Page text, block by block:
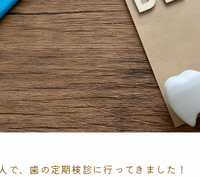
で、歯の定期検診に行ってきました！